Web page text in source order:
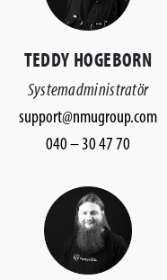
TEDDY HOGEBORN
Systemadministratör
support@nmugroup.com
040 – 30 47 70